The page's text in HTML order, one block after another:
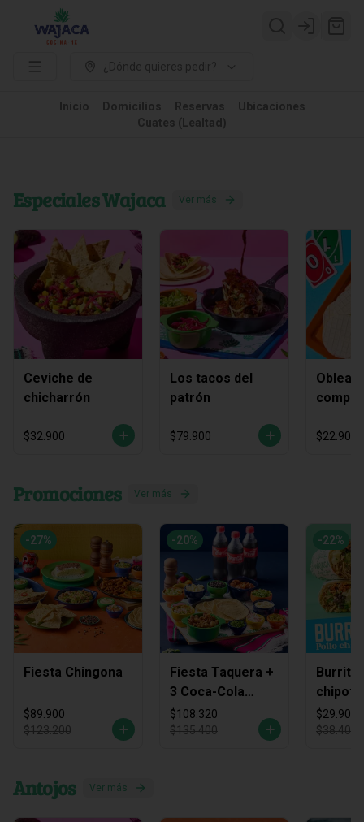
¿Dónde quieres pedir?
Inicio Domicilios Reservas
Ubicaciones
Cuates (Lealtad)
Especiales Wajaca Ver más
Ceviche de
chicharrón
$32.900
Los tacos del
patrón
$79.900
Obleas
$22.900
Promociones Ver más
-27%
Fiesta Chingona
$89.900
$123.200
-20%
Fiesta Taquera +
3 Coca-Cola
Zero
$108.320
$135.400
-22%
Burrito
$29.900
$38.400
Antojos Ver más